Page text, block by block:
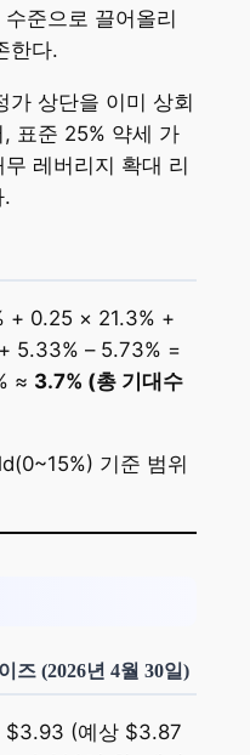
준으로 끌어올리
한다.
가 상단을 이미 상회
표준 25% 약세 가
레버리지 확대 리
.
+ 0.25 × 21.3% +
5.33% – 5.73% =
≈ 3.7% (총 기대수
기준 범위
즈 (2026년 4월 30일)
$3.93 (예상 $3.87